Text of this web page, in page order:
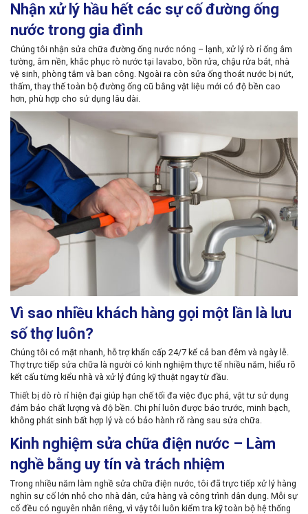
Nhận xử lý hầu hết các sự cố đường ống
nước trong gia đình
Chúng tôi nhận sửa chữa đường ống nước nóng – lạnh, xử lý rò rỉ ống âm
tường, âm nền, khắc phục rò nước tại lavabo, bồn rửa, chậu rửa bát, nhà
vệ sinh, phòng tắm và ban công. Ngoài ra còn sửa ống thoát nước bị nứt,
thấm, thay thế toàn bộ đường ống cũ bằng vật liệu mới có độ bền cao
hơn, phù hợp cho sử dụng lâu dài.
Vì sao nhiều khách hàng gọi một lần là lưu
số thợ luôn?
Chúng tôi có mặt nhanh, hỗ trợ khẩn cấp 24/7 kể cả ban đêm và ngày lễ.
Thợ trực tiếp sửa chữa là người có kinh nghiệm thực tế nhiều năm, hiểu rõ
kết cấu từng kiểu nhà và xử lý đúng kỹ thuật ngay từ đầu.
Thiết bị dò rò rỉ hiện đại giúp hạn chế tối đa việc đục phá, vật tư sử dụng
đảm bảo chất lượng và độ bền. Chi phí luôn được báo trước, minh bạch,
không phát sinh bất hợp lý và có bảo hành rõ ràng sau sửa chữa.
Kinh nghiệm sửa chữa điện nước – Làm
nghề bằng uy tín và trách nhiệm
Trong nhiều năm làm nghề sửa chữa điện nước, tôi đã trực tiếp xử lý hàng
nghìn sự cố lớn nhỏ cho nhà dân, cửa hàng và công trình dân dụng. Mỗi sự
cố đều có nguyên nhân riêng, vì vậy tôi luôn kiểm tra kỹ toàn bộ hệ thống